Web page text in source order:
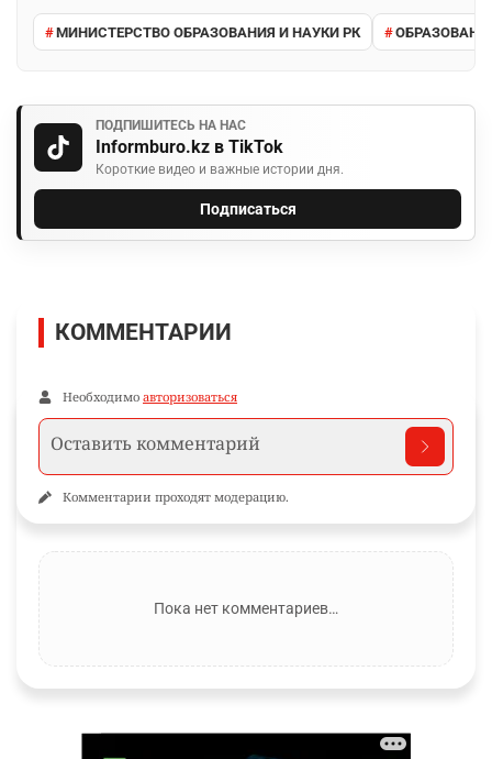
МИНИСТЕРСТВО ОБРАЗОВАНИЯ И НАУКИ РК
ПОДПИШИТЕСЬ НА НАС
Informburo.kz в TikTok
Короткие видео и важные истории дня.
Подписаться
КОММЕНТАРИИ
Необходимо авторизоваться
Комментарии проходят модерацию.
Пока нет комментариев…